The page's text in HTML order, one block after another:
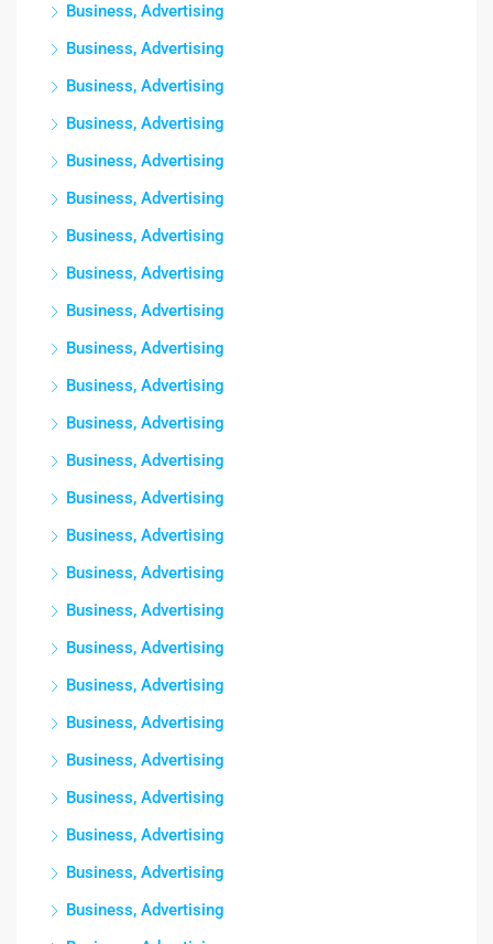
Business, Advertising
Business, Advertising
Business, Advertising
Business, Advertising
Business, Advertising
Business, Advertising
Business, Advertising
Business, Advertising
Business, Advertising
Business, Advertising
Business, Advertising
Business, Advertising
Business, Advertising
Business, Advertising
Business, Advertising
Business, Advertising
Business, Advertising
Business, Advertising
Business, Advertising
Business, Advertising
Business, Advertising
Business, Advertising
Business, Advertising
Business, Advertising
Business, Advertising